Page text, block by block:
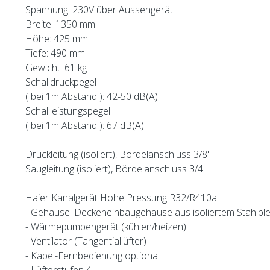
Spannung: 230V über Aussengerät
Breite: 1350 mm
Höhe: 425 mm
Tiefe: 490 mm
Gewicht: 61 kg
Schalldruckpegel
( bei 1m Abstand ): 42-50 dB(A)
Schallleistungspegel
( bei 1m Abstand ): 67 dB(A)
Druckleitung (isoliert), Bördelanschluss 3/8"
Saugleitung (isoliert), Bördelanschluss 3/4"
Haier Kanalgerät Hohe Pressung R32/R410a
- Gehäuse: Deckeneinbaugehäuse aus isoliertem
- Wärmepumpengerät (kühlen/heizen)
- Ventilator (Tangentiallüfter)
- Kabel-Fernbedienung optional